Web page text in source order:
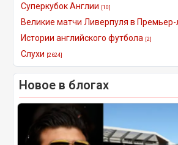
Суперкубок Англии [10]
Великие матчи Ливерпуля в Премьер-
Истории английского футбола [2]
Слухи [2624]
Новое в блогах